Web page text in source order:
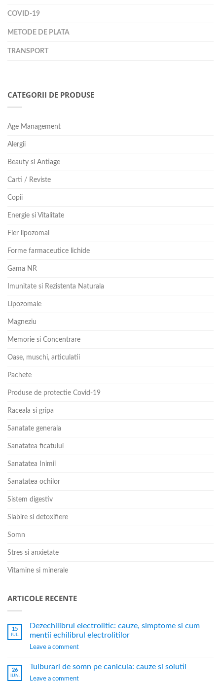
COVID-19
METODE DE PLATA
TRANSPORT
CATEGORII DE PRODUSE
Age Management
Alergii
Beauty si Antiage
Carti / Reviste
Copii
Energie si Vitalitate
Fier lipozomal
Forme farmaceutice lichide
Gama NR
Imunitate si Rezistenta Naturala
Lipozomale
Magneziu
Memorie si Concentrare
Oase, muschi, articulatii
Pachete
Produse de protectie Covid-19
Raceala si gripa
Sanatate generala
Sanatatea ficatului
Sanatatea Inimii
Sanatatea ochilor
Sistem digestiv
Slabire si detoxifiere
Somn
Stres si anxietate
Vitamine si minerale
ARTICOLE RECENTE
15
IUL.
Dezechilibrul electrolitic: cauze, simptome si cum
mentii echilibrul electrolitilor
Leave a comment
26
IUN.
Tulburari de somn pe canicula: cauze si solutii
Leave a comment